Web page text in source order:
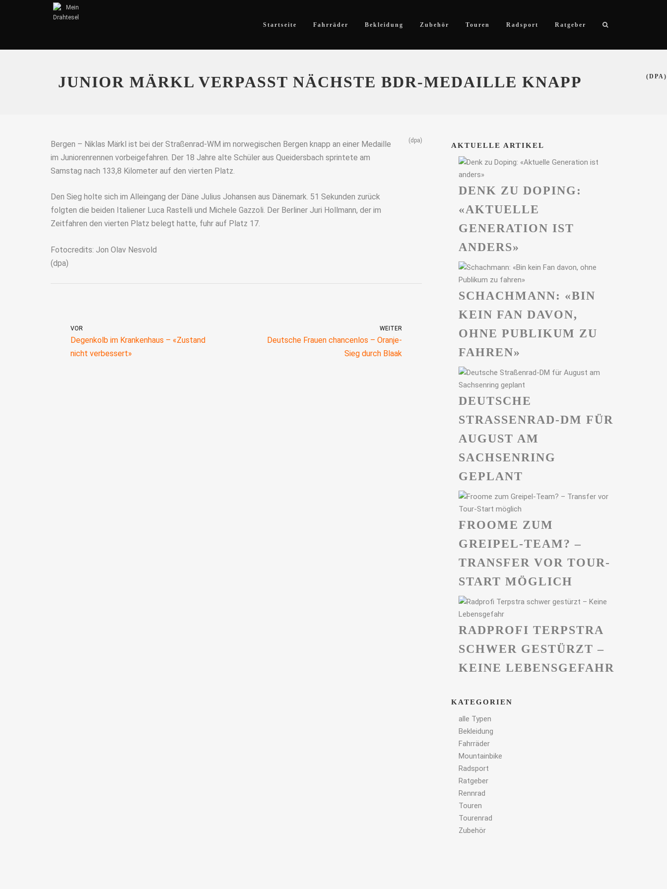
Startseite Fahrräder Bekleidung Zubehör Touren Radsport Ratgeber
JUNIOR MÄRKL VERPASST NÄCHSTE BDR-MEDAILLE KNAPP (DPA)
Bergen – Niklas Märkl ist bei der Straßenrad-WM im norwegischen Bergen knapp an einer Medaille
im Juniorenrennen vorbeigefahren. Der 18 Jahre alte Schüler aus Queidersbach sprintete am
Samstag nach 133,8 Kilometer auf den vierten Platz.
Den Sieg holte sich im Alleingang der Däne Julius Johansen aus Dänemark. 51 Sekunden zurück
folgten die beiden Italiener Luca Rastelli und Michele Gazzoli. Der Berliner Juri Hollmann, der im
Zeitfahren den vierten Platz belegt hatte, fuhr auf Platz 17.
Fotocredits: Jon Olav Nesvold
(dpa)
(dpa)
VOR
Degenkolb im Krankenhaus – «Zustand
nicht verbessert»
WEITER
Deutsche Frauen chancenlos – Oranje-
Sieg durch Blaak
AKTUELLE ARTIKEL
DENK ZU DOPING:
«AKTUELLE
GENERATION IST
ANDERS»
SCHACHMANN: «BIN
KEIN FAN DAVON,
OHNE PUBLIKUM ZU
FAHREN»
DEUTSCHE
STRASSENRAD-DM FÜR A
UGUST AM S
ACHSENRING G
EPLANT
FROOME ZUM
GREIPEL-TEAM? –
TRANSFER VOR TOUR-
START MÖGLICH
RADPROFI TERPSTRA
SCHWER GESTÜRZT –
KEINE LEBENSGEFAHR
KATEGORIEN
alle Typen
Bekleidung
Fahrräder
Mountainbike
Radsport
Ratgeber
Rennrad
Touren
Tourenrad
Zubehör